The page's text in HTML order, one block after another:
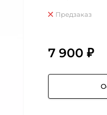
Предзаказ
7 900 ₽